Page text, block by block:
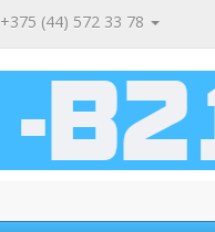
+375 (44) 572 33 78